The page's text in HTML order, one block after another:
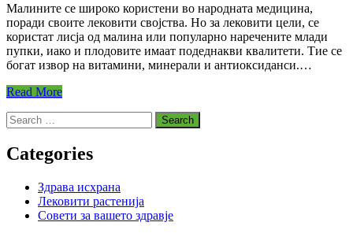
Придобивки,
лековити
својства
и
нутритивни
Малините се широко користени во народната медицина,
поради своите лековити својства. Но за лековити цели, се
користат лисја од малина или популарно наречените млади
пупки, иако и плодовите имаат подеднакви квалитети. Тие се
богат извор на витамини, минерали и антиоксиданси.…
Read More
Search
for:
Categories
Здрава исхрана
Лековити растенија
Совети за вашето здравје